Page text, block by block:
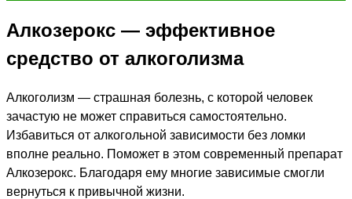
Алкозерокс — эффективное
средство от алкоголизма
Алкоголизм — страшная болезнь, с которой человек
зачастую не может справиться самостоятельно.
Избавиться от алкогольной зависимости без ломки
вполне реально. Поможет в этом современный препарат
Алкозерокс. Благодаря ему многие зависимые смогли
вернуться к привычной жизни.